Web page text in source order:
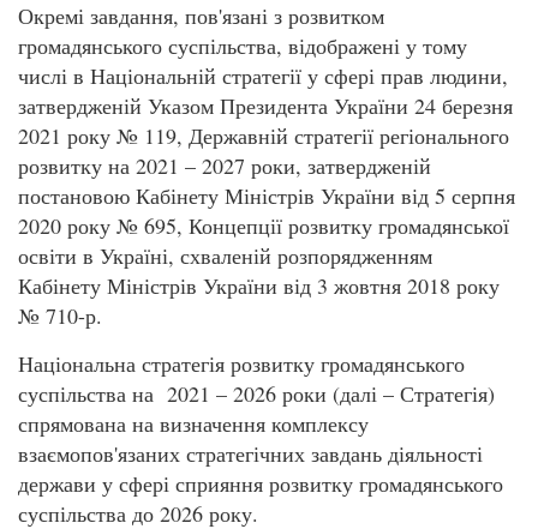
Окремі завдання, пов'язані з розвитком
громадянського суспільства, відображені у тому
числі в Національній стратегії у сфері прав людини,
затвердженій Указом Президента України 24 березня
2021 року № 119, Державній стратегії регіонального
розвитку на 2021 – 2027 роки, затвердженій
постановою Кабінету Міністрів України від 5 серпня
2020 року № 695, Концепції розвитку громадянської
освіти в Україні, схваленій розпорядженням
Кабінету Міністрів України від 3 жовтня 2018 року
№ 710-р.
Національна стратегія розвитку громадянського
суспільства на 2021 – 2026 роки (далі – Стратегія)
спрямована на визначення комплексу
взаємопов'язаних стратегічних завдань діяльності
держави у сфері сприяння розвитку громадянського
суспільства до 2026 року.